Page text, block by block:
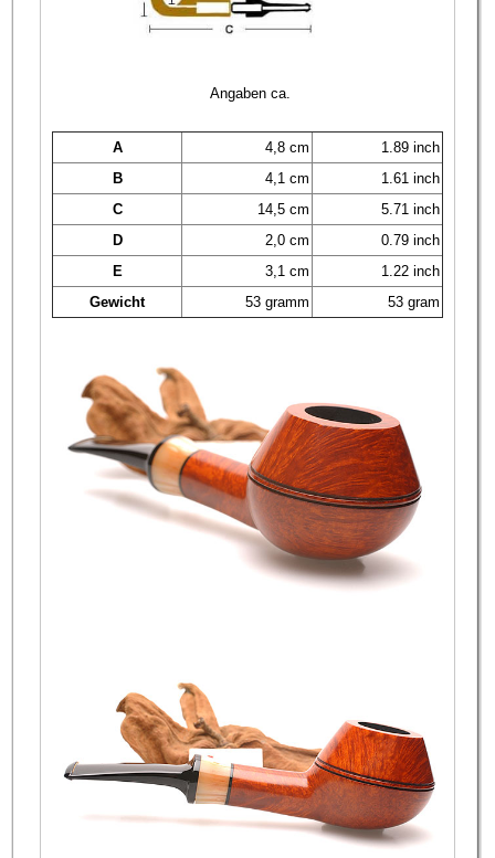
Angaben ca.
A 4,8 cm
1.89 inch
B
4,1 cm
1.61 inch
C
14,5 cm
5.71 inch
D
2,0 cm
0.79 inch
E
3,1 cm
1.22 inch
Gewicht
53 gramm 53 gram